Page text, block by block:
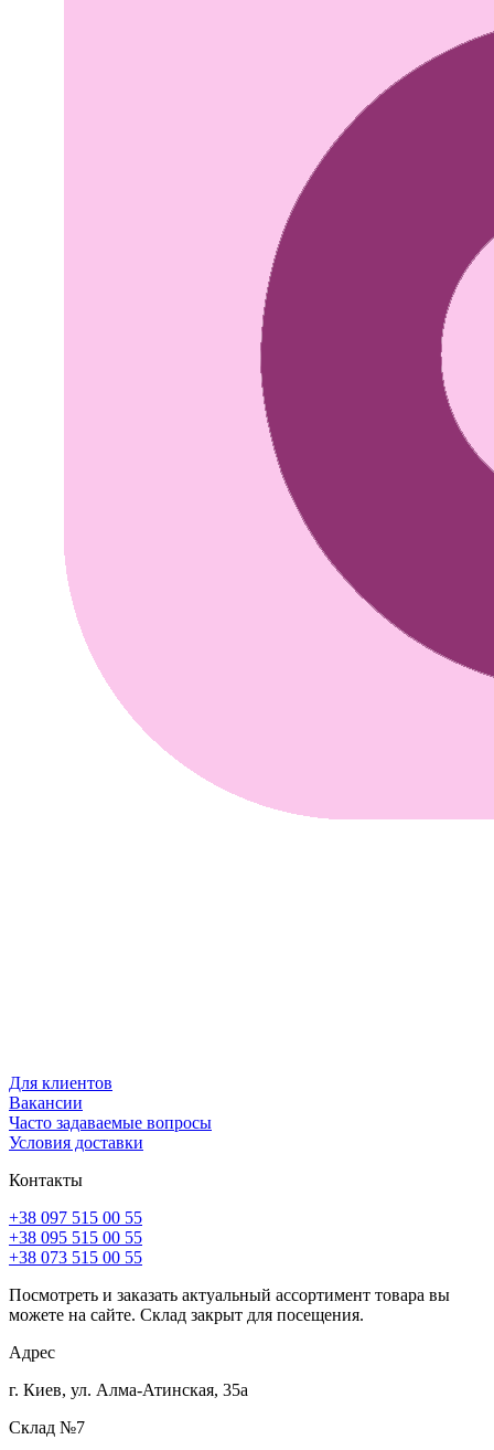
Для клиентов
Вакансии
Часто задаваемые вопросы
Условия доставки
Контакты
+38 097 515 00 55
+38 095 515 00 55
+38 073 515 00 55
Посмотреть и заказать актуальный ассортимент товара вы
можете на сайте. Склад закрыт для посещения.
Адрес
г. Киев, ул. Алма-Атинская, 35а
Склад №7